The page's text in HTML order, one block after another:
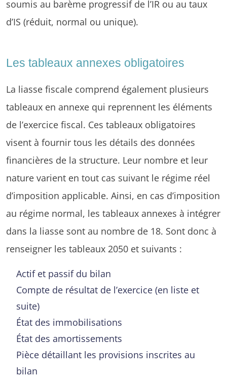
soumis au barème progressif de l’IR ou au taux
d’IS (réduit, normal ou unique).
Les tableaux annexes obligatoires
La liasse fiscale comprend également plusieurs
tableaux en annexe qui reprennent les éléments
de l’exercice fiscal. Ces tableaux obligatoires
visent à fournir tous les détails des données
financières de la structure. Leur nombre et leur
nature varient en tout cas suivant le régime réel
d’imposition applicable. Ainsi, en cas d’imposition
au régime normal, les tableaux annexes à intégrer
dans la liasse sont au nombre de 18. Sont donc à
renseigner les tableaux 2050 et suivants :
Actif et passif du bilan
Compte de résultat de l’exercice (en liste et
suite)
État des immobilisations
État des amortissements
Pièce détaillant les provisions inscrites au
bilan